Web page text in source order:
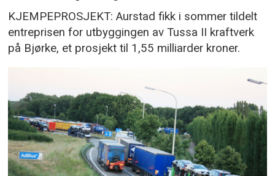
KJEMPEPROSJEKT: Aurstad fikk i sommer tildelt
entreprisen for utbyggingen av Tussa II kraftverk
på Bjørke, et prosjekt til 1,55 milliarder kroner.